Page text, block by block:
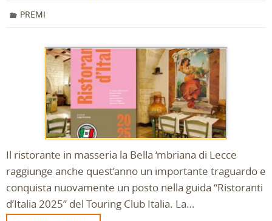
PREMI
Il ristorante in masseria la Bella ‘mbriana di Lecce
raggiunge anche quest’anno un importante traguardo e
conquista nuovamente un posto nella guida “Ristoranti
d’Italia 2025” del Touring Club Italia. La…